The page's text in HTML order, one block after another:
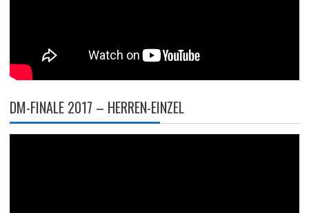
DM-FINALE 2017 – HERREN-EINZEL